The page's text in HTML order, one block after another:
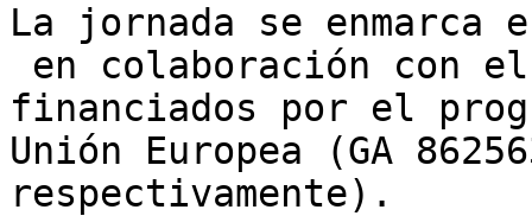
La jornada se enmarca
en colaboración con
financiados por el
Unión Europea (GA
respectivamente).